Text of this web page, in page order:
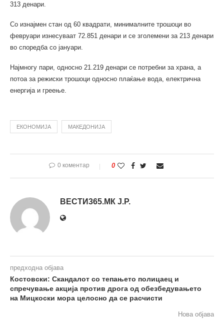
313 денари.
Со изнајмен стан од 60 квадрати, минималните трошоци во
февруари изнесуваат 72.851 денари и се зголемени за 213 денари
во споредба со јануари.
Најмногу пари, односно 21.219 денари се потребни за храна, а
потоа за режиски трошоци односно плаќање вода, електрична
енергија и греење.
ЕКОНОМИЈА МАКЕДОНИЈА
0 коментар 0
ВЕСТИ365.МК Ј.Р.
предходна објава
Костовски: Скандалот со тепањето полицаец и
спречување акција против дрога од обезбедувањето
на Мицкоски мора целосно да се расчисти
Нова објава